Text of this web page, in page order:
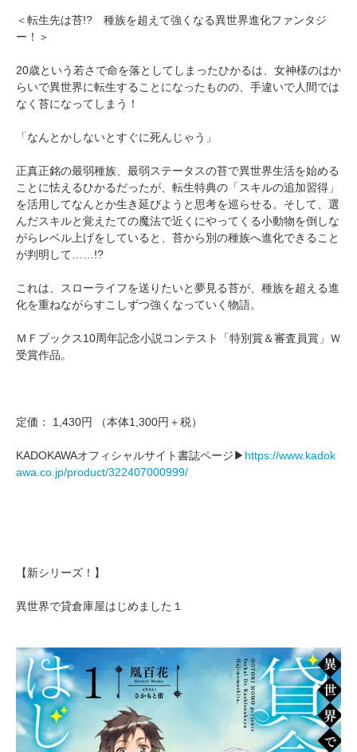
＜転生先は苔!? 種族を超えて強くなる異世界進化ファンタジ
ー！＞
20歳という若さで命を落としてしまったひかるは、女神様のはか
らいで異世界に転生することになったものの、手違いで人間では
なく苔になってしまう！
「なんとかしないとすぐに死んじゃう」
正真正銘の最弱種族、最弱ステータスの苔で異世界生活を始める
ことに怯えるひかるだったが、転生特典の「スキルの追加習得」
を活用してなんとか生き延びようと思考を巡らせる。そして、選
んだスキルと覚えたての魔法で近くにやってくる小動物を倒しな
がらレベル上げをしていると、苔から別の種族へ進化できること
が判明して……!?
これは、スローライフを送りたいと夢見る苔が、種族を超える進
化を重ねながらすこしずつ強くなっていく物語。
ＭＦブックス10周年記念小説コンテスト「特別賞＆審査員賞」Ｗ
受賞作品。
定価： 1,430円 （本体1,300円＋税）
KADOKAWAオフィシャルサイト書誌ページ▶ https://www.kadok
awa.co.jp/product/322407000999/
【新シリーズ！】
異世界で貸倉庫屋はじめました１